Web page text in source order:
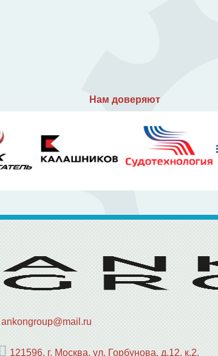
Нам доверяют
ankongroup@mail.ru
121596, г. Москва, ул. Горбунова, д.12, к.2,